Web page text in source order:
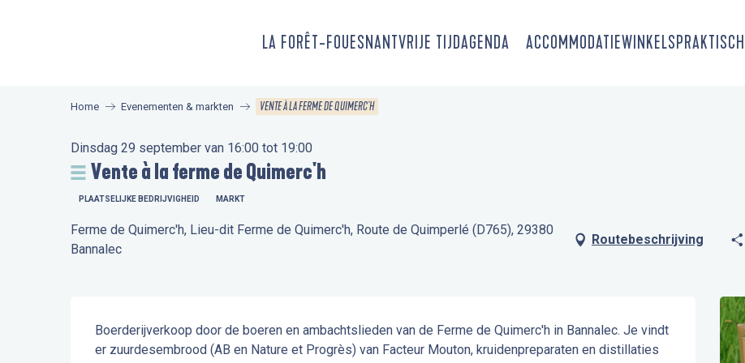
LA FORÊT-FOUESNANTVRIJE TIJDAGENDA ACCOMMODATIEWINKELS
Home Evenementen & markten VENTE À LA FERME DE QUIMERC'H
Dinsdag 29 september van 16:00 tot 19:00
Vente à la ferme de Quimerc'h
PLAATSELIJKE BEDRIJVIGHEID MARKT
Ferme de Quimerc'h, Lieu-dit Ferme de Quimerc'h, Route de Quimperlé (D765), 29380
Bannalec
Routebeschrijving
Beschrijving
Boerderijverkoop door de boeren en ambachtslieden van de Ferme de Quimerc'h in Bannalec. Je vindt
er zuurdesembrood (AB en Nature et Progrès) van Facteur Mouton, kruidenpreparaten en distillaties